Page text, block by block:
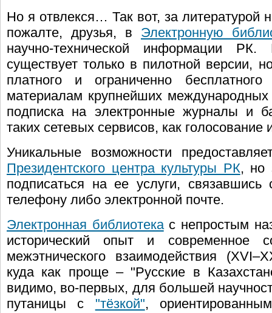
Но я отвлекся… Так вот, за литературой
пожалте, друзья, в Электронную
научно-технической информации
существует только в пилотной версии,
платного и ограниченно
материалам крупнейших международных
подписка на электронные журналы и
таких сетевых сервисов, как
Уникальные возможности
Президентского центра культуры РК, но
подписаться на ее услуги,
телефону либо электронной почте.
Электронная библиотекас непростым
исторический опыт и современное
межэтнического взаимодействия
куда как проще – "Русские в
видимо, во-первых, для большей
путаницы с "тёзкой",